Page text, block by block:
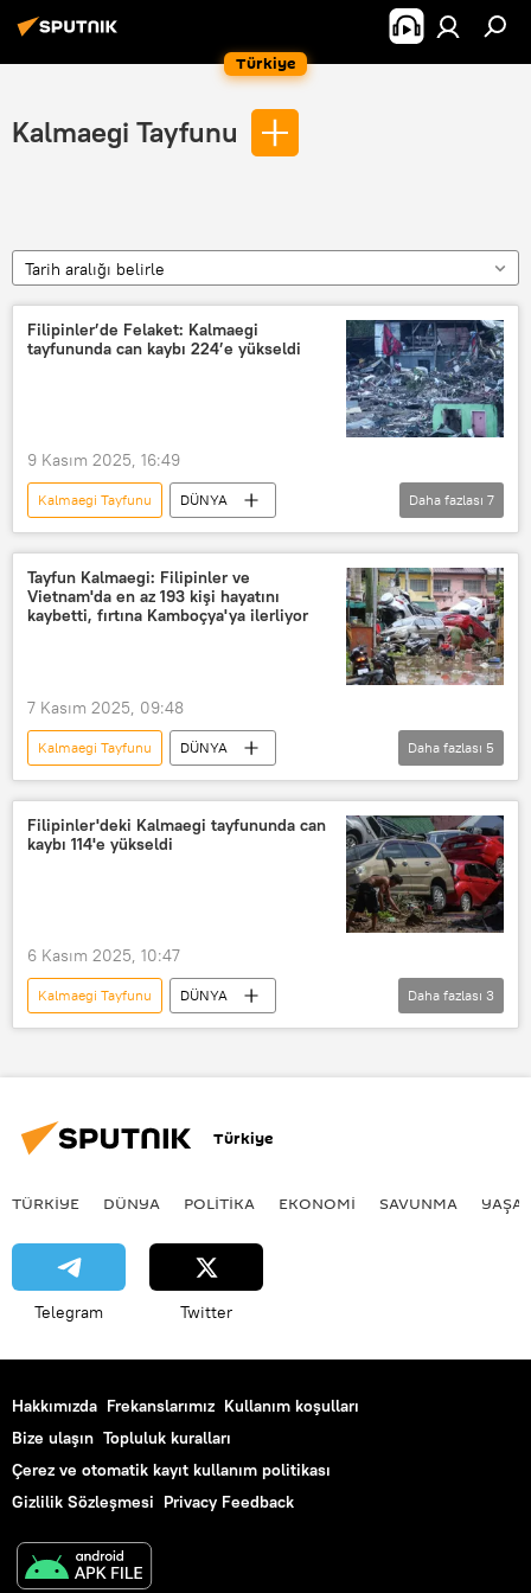
Türkiye
Kalmaegi Tayfunu
Tarih aralığı belirle
Filipinler’de Felaket: Kalmaegi
tayfununda can kaybı 224’e yükseldi
9 Kasım 2025, 16:49
Kalmaegi Tayfunu
DÜNYA
Ferdinand Marcos Jr
Filipinler
Meteoroloji
Fırtına
Asya & Pasifik
Doğal afet
Daha fazlası 7
Tayfun Kalmaegi: Filipinler ve
Vietnam'da en az 193 kişi hayatını
kaybetti, fırtına Kamboçya'ya ilerliyor
7 Kasım 2025, 09:48
Kalmaegi Tayfunu
DÜNYA
Asya & Pasifik
Vietnam
Filipinler
Kamboçya LAOS
Daha fazlası 5
Filipinler'deki Kalmaegi tayfununda can
kaybı 114'e yükseldi
6 Kasım 2025, 10:47
Kalmaegi Tayfunu
DÜNYA
Ferdinand Marcos Jr
Filipinler
Daha fazlası 3
Türkiye
TÜRKIYE DÜNYA POLİTİKA EKONOMİ SAVUNMA
Telegram Twitter
Hakkımızda Frekanslarımız Kullanım koşulları
Bize ulaşın Topluluk kuralları
Çerez ve otomatik kayıt kullanım politikası
Gizlilik Sözleşmesi Privacy Feedback